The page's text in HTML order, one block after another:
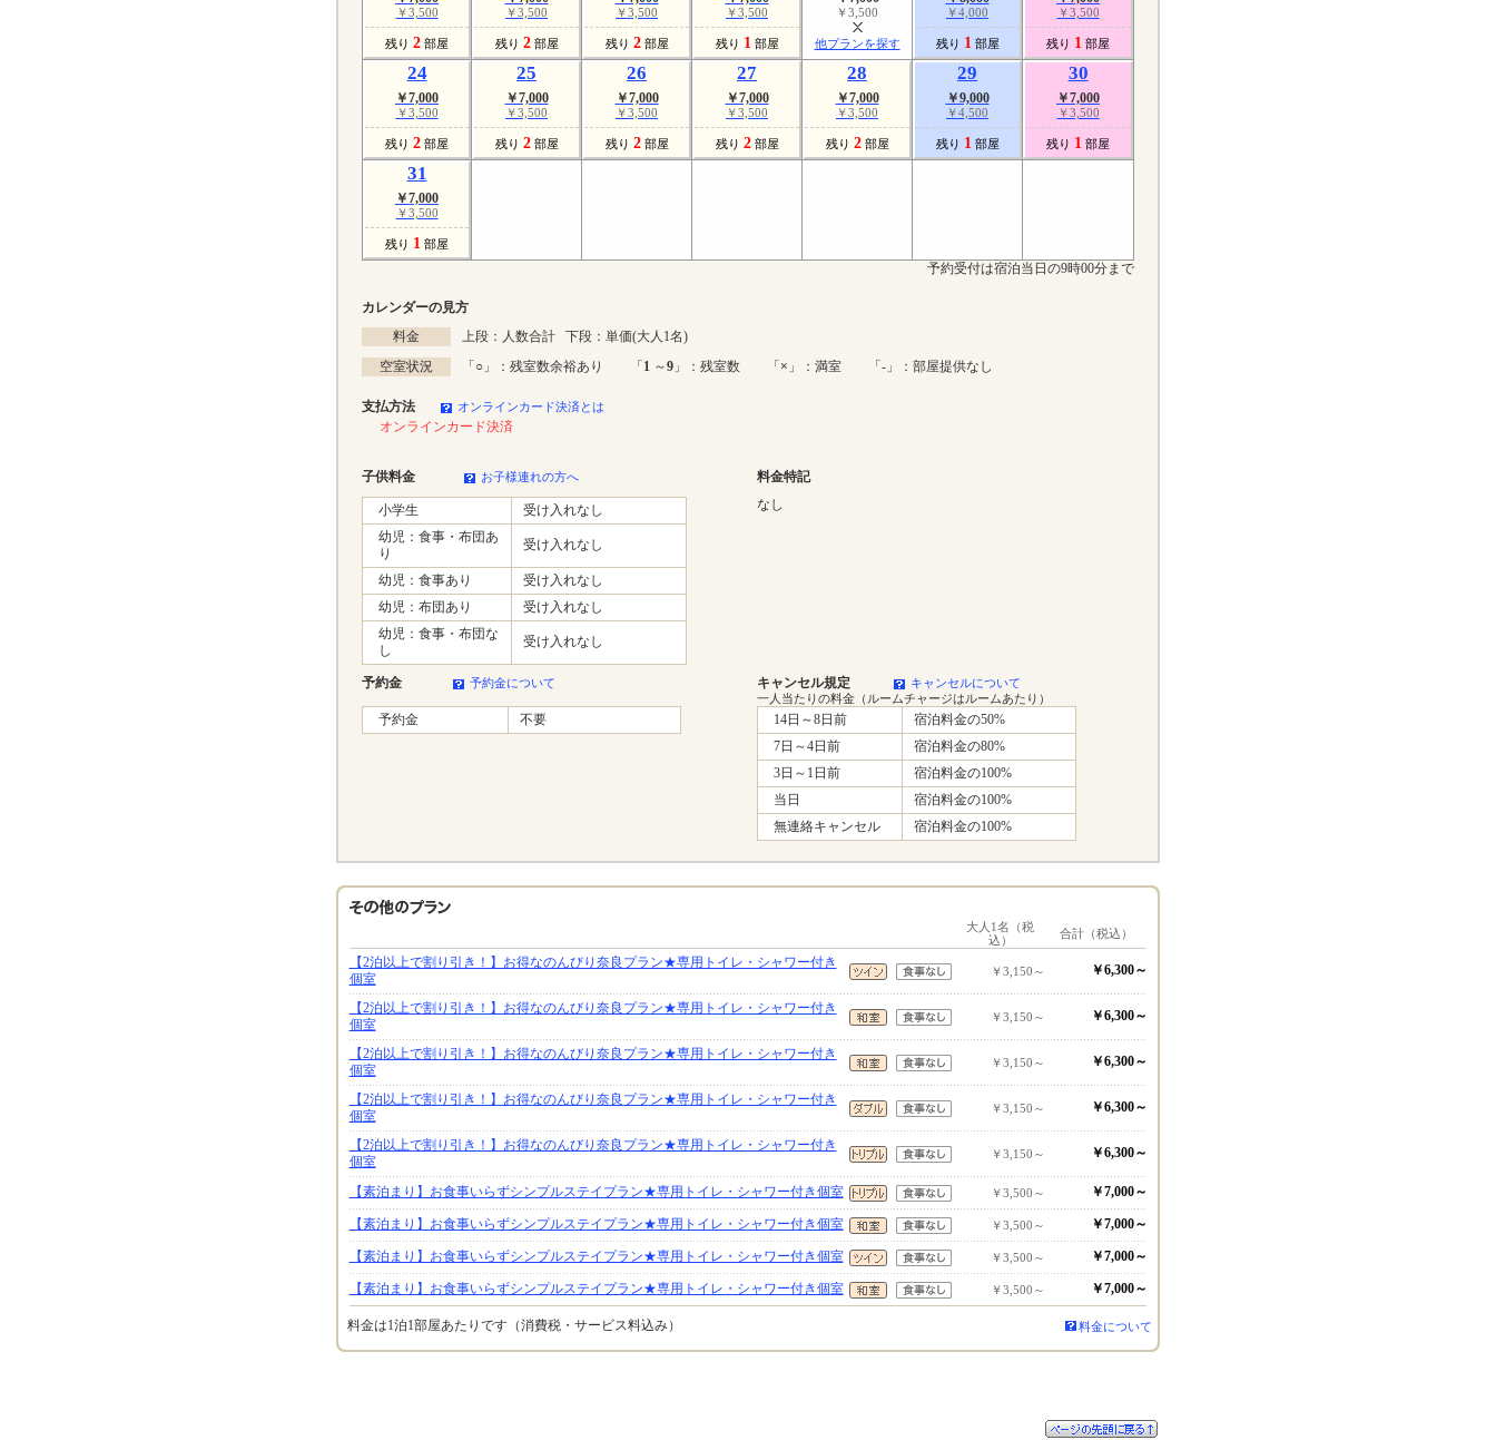
￥3,500
残り 2 部屋
￥3,500
残り 2 部屋
￥3,500
残り 2 部屋
￥3,500
残り 1 部屋
￥3,500
他プランを探す
￥4,000
残り 1 部屋
￥3,500
残り 1 部屋
24
￥7,000
￥3,500
残り 2 部屋
25
￥7,000
￥3,500
残り 2 部屋
26
￥7,000
￥3,500
残り 2 部屋
27
￥7,000
￥3,500
残り 2 部屋
28
￥7,000
￥3,500
残り 2 部屋
29
￥9,000
￥4,500
残り 1 部屋
30
￥7,000
￥3,500
残り 1 部屋
31
￥7,000
￥3,500
残り 1 部屋
予約受付は宿泊当日の9時00分まで
カレンダーの見方
料金
上段：人数合計 下段：単価(大人1名)
空室状況
「○ 」：残室数余裕あり 「1 ～9 」：残室数 「× 」：満室 「-」：部屋提供なし
支払方法 オンラインカード決済とは
オンラインカード決済
子供料金 お子様連れの方へ 料金特記
小学生
受け入れなし
幼児：食事・布団あ
り
受け入れなし
幼児：食事あり
受け入れなし
幼児：布団あり
受け入れなし
幼児：食事・布団な
し
受け入れなし
なし
予約金 予約金について キャンセル規定
キャンセルについて
一人当たりの料金（ルームチャージはルームあたり）
予約金 不要 14日～8日前
宿泊料金の50%
7日～4日前
宿泊料金の80%
3日～1日前
宿泊料金の100%
当日
宿泊料金の100%
無連絡キャンセル
宿泊料金の100%
大人1名（税
込）
合計（税込）
【2泊以上で割り引き！】お得なのんびり奈良プラン★専用トイレ・シャワー付き
個室
￥3,150～ ￥6,300～
【2泊以上で割り引き！】お得なのんびり奈良プラン★専用トイレ・シャワー付き
個室
￥3,150～ ￥6,300～
【2泊以上で割り引き！】お得なのんびり奈良プラン★専用トイレ・シャワー付き
個室
￥3,150～ ￥6,300～
【2泊以上で割り引き！】お得なのんびり奈良プラン★専用トイレ・シャワー付き
個室
￥3,150～ ￥6,300～
【2泊以上で割り引き！】お得なのんびり奈良プラン★専用トイレ・シャワー付き
個室
￥3,150～ ￥6,300～
【素泊まり】お食事いらずシンプルステイプラン★専用トイレ・シャワー付き個室 ￥3,500～ ￥7,000～
【素泊まり】お食事いらずシンプルステイプラン★専用トイレ・シャワー付き個室 ￥3,500～ ￥7,000～
【素泊まり】お食事いらずシンプルステイプラン★専用トイレ・シャワー付き個室 ￥3,500～ ￥7,000～
【素泊まり】お食事いらずシンプルステイプラン★専用トイレ・シャワー付き個室 ￥3,500～ ￥7,000～
料金は1泊1部屋あたりです（消費税・サービス料込み） 料金について